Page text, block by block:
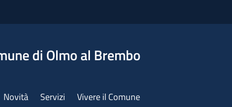
di Olmo al Brembo
Novità Servizi Vivere il Comune